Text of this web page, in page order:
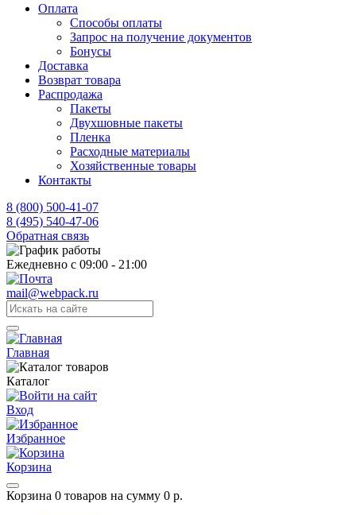
Оплата
Способы оплаты
Запрос на получение документов
Бонусы
Доставка
Возврат товара
Распродажа
Пакеты
Двухшовные пакеты
Пленка
Расходные материалы
Хозяйственные товары
Контакты
8 (800) 500-41-07
8 (495) 540-47-06
Обратная связь
Ежедневно с 09:00 - 21:00
mail@webpack.ru
Главная
Каталог
Вход
Избранное
Корзина
Корзина 0 товаров на сумму 0 р.